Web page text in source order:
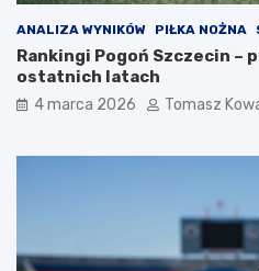
ANALIZA WYNIKÓW PIŁKA NOŻNA
Rankingi Pogoń Szczecin –
ostatnich latach
4 marca 2026 Tomasz